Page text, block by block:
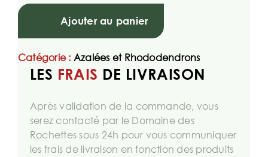
Ajouter au panier
Catégorie : Azalées et Rhododendrons
LES FRAIS DE LIVRAISON
Après validation de la commande, vous
serez contacté par le Domaine des
Rochettes sous 24h pour vous communiquer
les frais de livraison en fonction des produits